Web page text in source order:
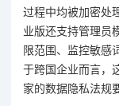
过程中均被加密处
业版还支持管理员
限范围、监控敏感
于跨国企业而言，
家的数据隐私法规